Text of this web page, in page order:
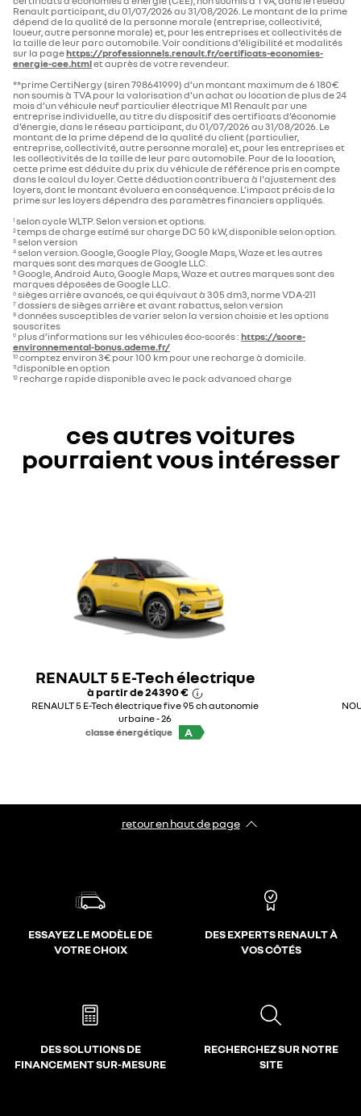
Renault participant, du 01/07/2026 au 31/08/2026. Le montant de la prime
dépend de la qualité de la personne morale (entreprise, collectivité,
loueur, autre personne morale) et, pour les entreprises et collectivités de
la taille de leur parc automobile. Voir conditions d’éligibilité et modalités
sur la pagehttps://professionnels.renault.fr/certificats-economies-
energie-cee.htmlet auprès de votre revendeur. ​
**prime CertiNergy (siren 798641999) d’un montant maximum de 6 180€
non soumis à TVA pour la valorisation d’un achat ou location de plus de 24
mois d’un véhicule neuf particulier électrique M1 Renault par une
entreprise individuelle, au titre du dispositif des certificats d’économie
d’énergie, dans le réseau participant, du 01/07/2026 au 31/08/2026. Le
montant de la prime dépend de la qualité du client (particulier,
entreprise, collectivité, autre personne morale) et, pour les entreprises et
les collectivités de la taille de leur parc automobile. Pour de la location,
cette prime est déduite du prix du véhicule de référence pris en compte
dans le calcul du loyer. Cette déduction contribuera à l'ajustement des
loyers, dont le montant évoluera en conséquence. L’impact précis de la
prime sur les loyers dépendra des paramètres financiers appliqués.
1 selon cycle WLTP. Selon version et options.
2temps de charge estimé sur charge DC 50 kW, disponible selon option.
3 selon version
4 selon version. Google, Google Play, Google Maps, Waze et les autres
marques sont des marques de Google LLC.
5 Google, Android Auto, Google Maps, Waze et autres marques sont des
marques déposées de Google LLC.
6 sièges arrière avancés, ce qui équivaut à 305 dm3, norme VDA-211
7 dossiers de sièges arrière et avant rabattus, selon version
8 données susceptibles de varier selon la version choisie et les options
souscrites
9 plus d’informations sur les véhicules éco-scorés : https://score-
environnemental-bonus.ademe.fr/
10 comptez environ 3€ pour 100 km pour une recharge à domicile.
11disponible en option
12 recharge rapide disponible avec le pack advanced charge
ces autres voitures
pourraient vous intéresser
RENAULT 5 E-Tech électrique
à partir de24 390 €
RENAULT 5 E-Tech électrique five 95 ch autonomie
urbaine - 26
classe énergétique
A
retour en haut de page​
ESSAYEZ LE MODÈLE DE
VOTRE CHOIX
DES EXPERTS RENAULT À
VOS CÔTÉS
DES SOLUTIONS DE
FINANCEMENT SUR-MESURE
RECHERCHEZ SUR NOTRE
SITE